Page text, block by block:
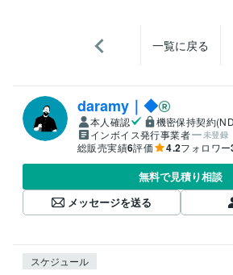
一覧に戻る
daramy｜◆
本人確認 機密保持契約
インボイス発行事業者 未登録
総販売実績6評価 4.2フォロワー
無料で見積り相談
メッセージを送る
スケジュール